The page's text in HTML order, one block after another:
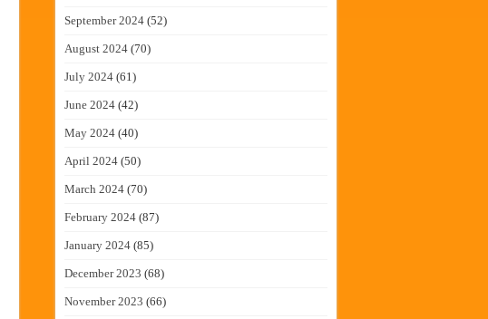
September 2024 (52)
August 2024 (70)
July 2024 (61)
June 2024 (42)
May 2024 (40)
April 2024 (50)
March 2024 (70)
February 2024 (87)
January 2024 (85)
December 2023 (68)
November 2023 (66)